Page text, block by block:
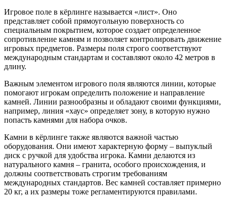
Игровое поле в кёрлинге называется «лист». Оно
представляет собой прямоугольную поверхность со
специальным покрытием, которое создает определенное
сопротивление камням и позволяет контролировать движение
игровых предметов. Размеры поля строго соответствуют
международным стандартам и составляют около 42 метров в
длину.
Важным элементом игрового поля являются линии, которые
помогают игрокам определить положение и направление
камней. Линии разнообразны и обладают своими функциями,
например, линия «хаус» определяет зону, в которую нужно
попасть камнями для набора очков.
Камни в кёрлинге также являются важной частью
оборудования. Они имеют характерную форму – выпуклый
диск с ручкой для удобства игрока. Камни делаются из
натурального камня – гранита, особого происхождения, и
должны соответствовать строгим требованиям
международных стандартов. Вес камней составляет примерно
20 кг, а их размеры тоже регламентируются правилами.